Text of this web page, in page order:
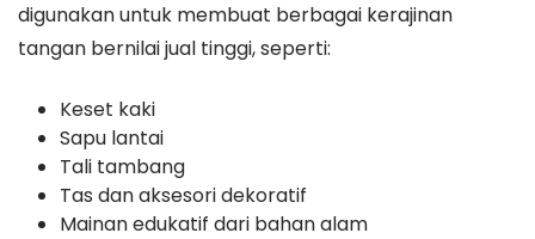
digunakan untuk membuat berbagai kerajinan
tangan bernilai jual tinggi, seperti:
Keset kaki
Sapu lantai
Tali tambang
Tas dan aksesori dekoratif
Mainan edukatif dari bahan alam